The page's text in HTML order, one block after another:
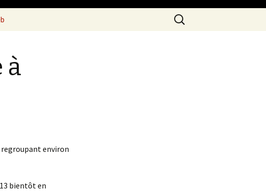
Recherche
pour :
à
regroupant environ
bientôt en